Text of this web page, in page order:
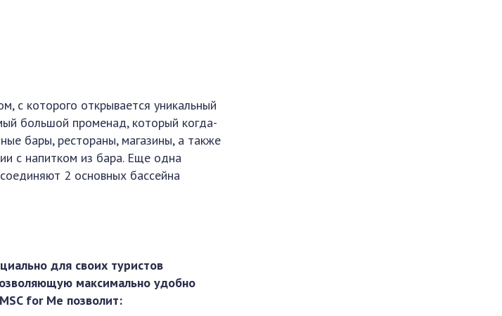
с которого открывается уникальный
большой променад, который когда-
бары, рестораны, магазины, а также
с напитком из бара. Еще одна
2 основных бассейна
для своих туристов
максимально удобно
for Me позволит: